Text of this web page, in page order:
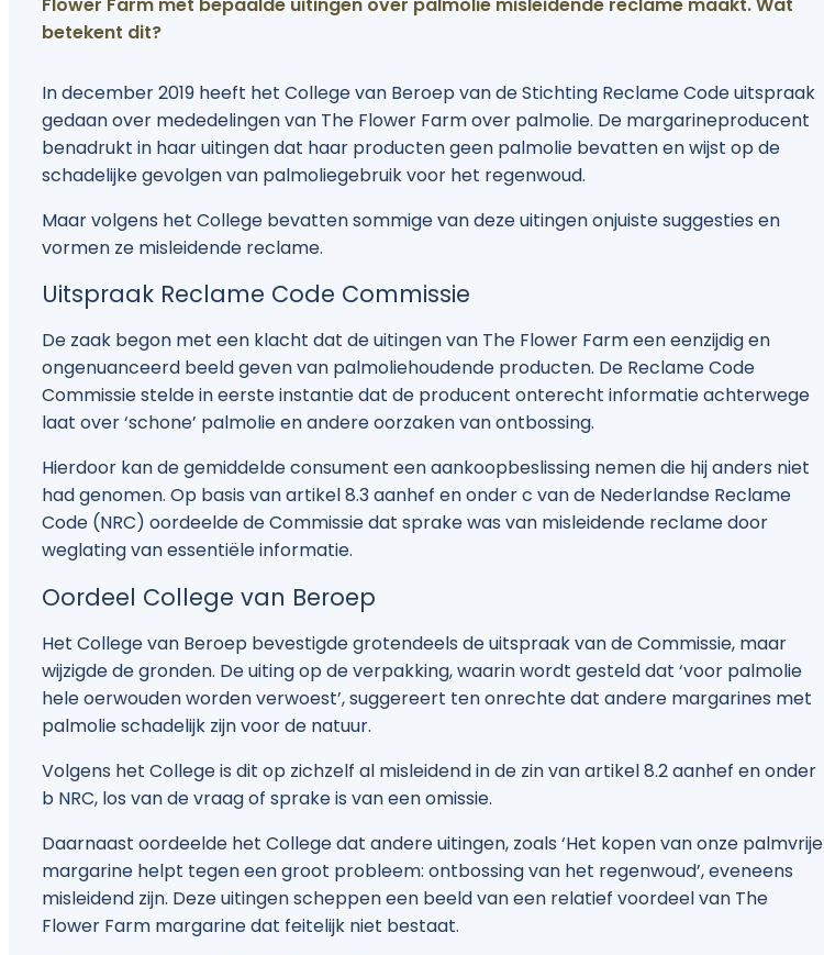
betekent dit?
In december 2019 heeft het College van Beroep van de Stichting Reclame Code uitspraak
gedaan over mededelingen van The Flower Farm over palmolie. De margarineproducent
benadrukt in haar uitingen dat haar producten geen palmolie bevatten en wijst op de
schadelijke gevolgen van palmoliegebruik voor het regenwoud.
Maar volgens het College bevatten sommige van deze uitingen onjuiste suggesties en
vormen ze misleidende reclame.
Uitspraak Reclame Code Commissie
De zaak begon met een klacht dat de uitingen van The Flower Farm een eenzijdig en
ongenuanceerd beeld geven van palmoliehoudende producten. De Reclame Code
Commissie stelde in eerste instantie dat de producent onterecht informatie achterwege
laat over ‘schone’ palmolie en andere oorzaken van ontbossing.
Hierdoor kan de gemiddelde consument een aankoopbeslissing nemen die hij anders niet
had genomen. Op basis van artikel 8.3 aanhef en onder c van de Nederlandse Reclame
Code (NRC) oordeelde de Commissie dat sprake was van misleidende reclame door
weglating van essentiële informatie.
Oordeel College van Beroep
Het College van Beroep bevestigde grotendeels de uitspraak van de Commissie, maar
wijzigde de gronden. De uiting op de verpakking, waarin wordt gesteld dat ‘voor palmolie
hele oerwouden worden verwoest’, suggereert ten onrechte dat andere margarines met
palmolie schadelijk zijn voor de natuur.
Volgens het College is dit op zichzelf al misleidend in de zin van artikel 8.2 aanhef en onder
b NRC, los van de vraag of sprake is van een omissie.
Daarnaast oordeelde het College dat andere uitingen, zoals ‘Het kopen van onze palmvrije
margarine helpt tegen een groot probleem: ontbossing van het regenwoud’, eveneens
misleidend zijn. Deze uitingen scheppen een beeld van een relatief voordeel van The
Flower Farm margarine dat feitelijk niet bestaat.